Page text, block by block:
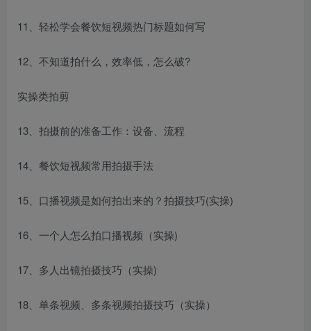
11、轻松学会餐饮短视频热门标题如何写
12、不知道拍什么，效率低，怎么破?
实操类拍剪
13、拍摄前的准备工作：设备、流程
14、餐饮短视频常用拍摄手法
15、口播视频是如何拍出来的？拍摄技巧(实操)
16、一个人怎么拍口播视频（实操)
17、多人出镜拍摄技巧（实操)
18、单条视频、多条视频拍摄技巧（实操）